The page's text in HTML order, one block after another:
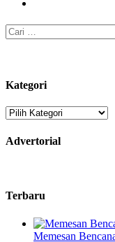
Cari
untuk:
Kategori
Kategori
Advertorial
Terbaru
Memesan